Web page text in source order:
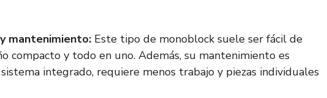
mantenimiento: Este tipo de monoblock suele ser fácil de
compacto y todo en uno. Además, su mantenimiento es
integrado, requiere menos trabajo y piezas individuales